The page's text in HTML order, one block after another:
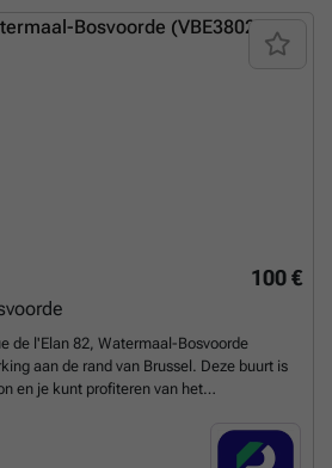
100 €
de l'Elan 82, Watermaal-Bosvoorde
aan de rand van Brussel. Deze buurt is
en je kunt profiteren van het
winkels, ziekenhuizen en bedrijven.
op ongeveer 25 minuten met de auto,